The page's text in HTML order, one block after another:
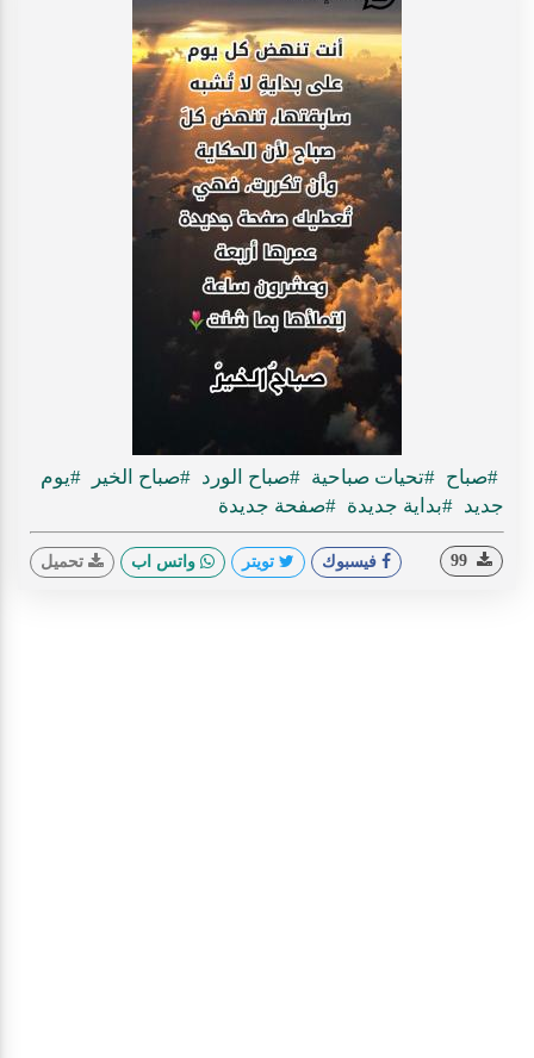
#صباح #تحيات صباحية #صباح الورد #صباح الخير
#يوم
جديد #بداية جديدة #صفحة جديدة
فيسبوك تويتر واتس اب تحميل